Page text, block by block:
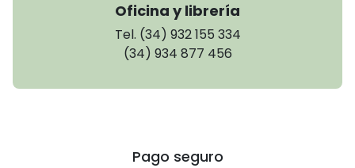
Oficina y librería
Tel. (34) 932 155 334
(34) 934 877 456
Pago seguro